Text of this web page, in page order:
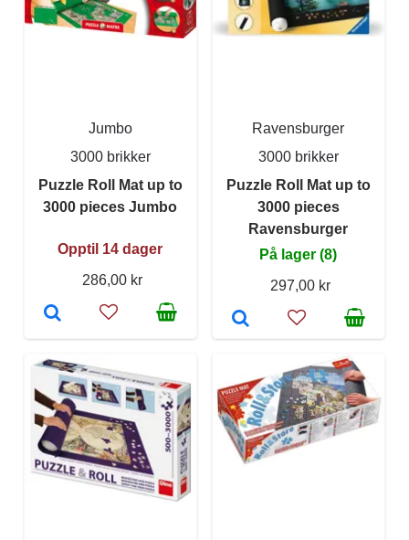
Jumbo
3000 brikker
Puzzle Roll Mat up to
3000 pieces Jumbo
Opptil 14 dager
286,00 kr
Ravensburger
3000 brikker
Puzzle Roll Mat up to
3000 pieces
Ravensburger
På lager (8)
297,00 kr